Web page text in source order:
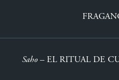
Saho– EL RITUAL DE